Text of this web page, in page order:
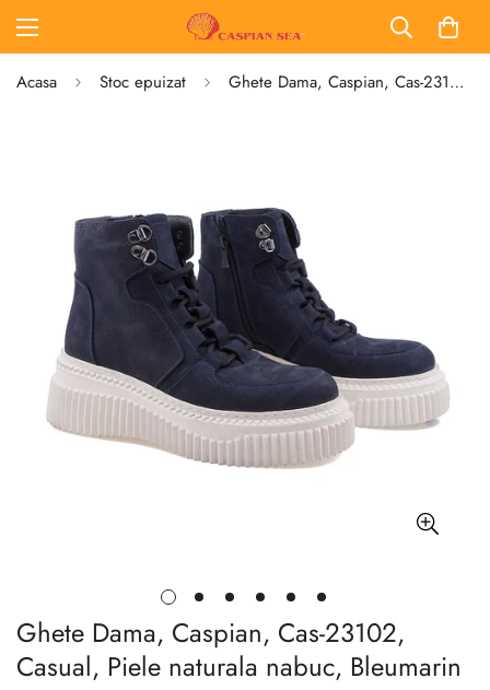
Acasa Stoc epuizat Ghete Dama, Caspian, Cas-23102, Casual, Piele naturala nabuc, Bleumarin
Ghete Dama, Caspian, Cas-23102,
Casual, Piele naturala nabuc, Bleumarin